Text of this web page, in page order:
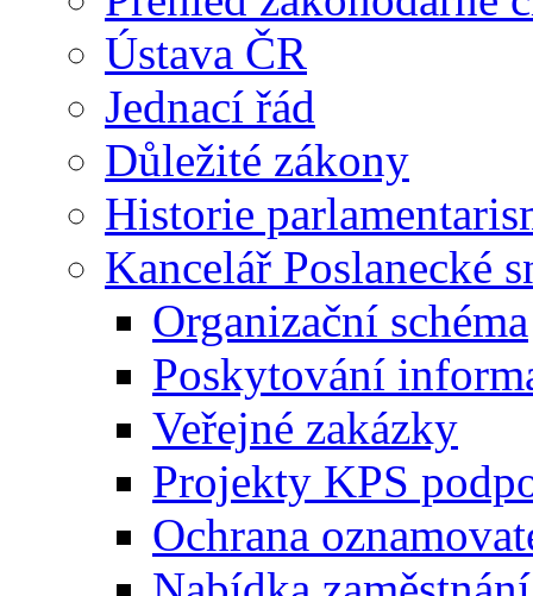
Ústava ČR
Jednací řád
Důležité zákony
Historie
Kancelář Poslanecké
Organizační schéma
Poskytování
Veřejné zakázky
Projekty KPS
Ochrana